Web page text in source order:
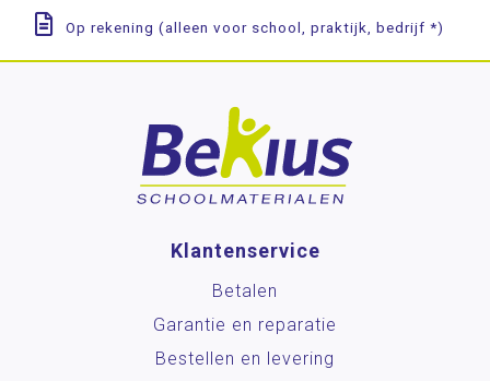
Op rekening (alleen voor school, praktijk, bedrijf *)
Klantenservice
Betalen
Garantie en reparatie
Bestellen en levering